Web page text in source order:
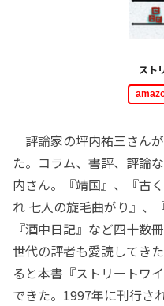
スト
評論家の坪内祐三さん
た。コラム、書評、評論
内さん。『靖国』、『古
れ 七人の旋毛曲がり』、
『酒中日記』など四十数
世代の評者も愛読してき
ると本書『ストリートワ
できた。1997年に刊行さ